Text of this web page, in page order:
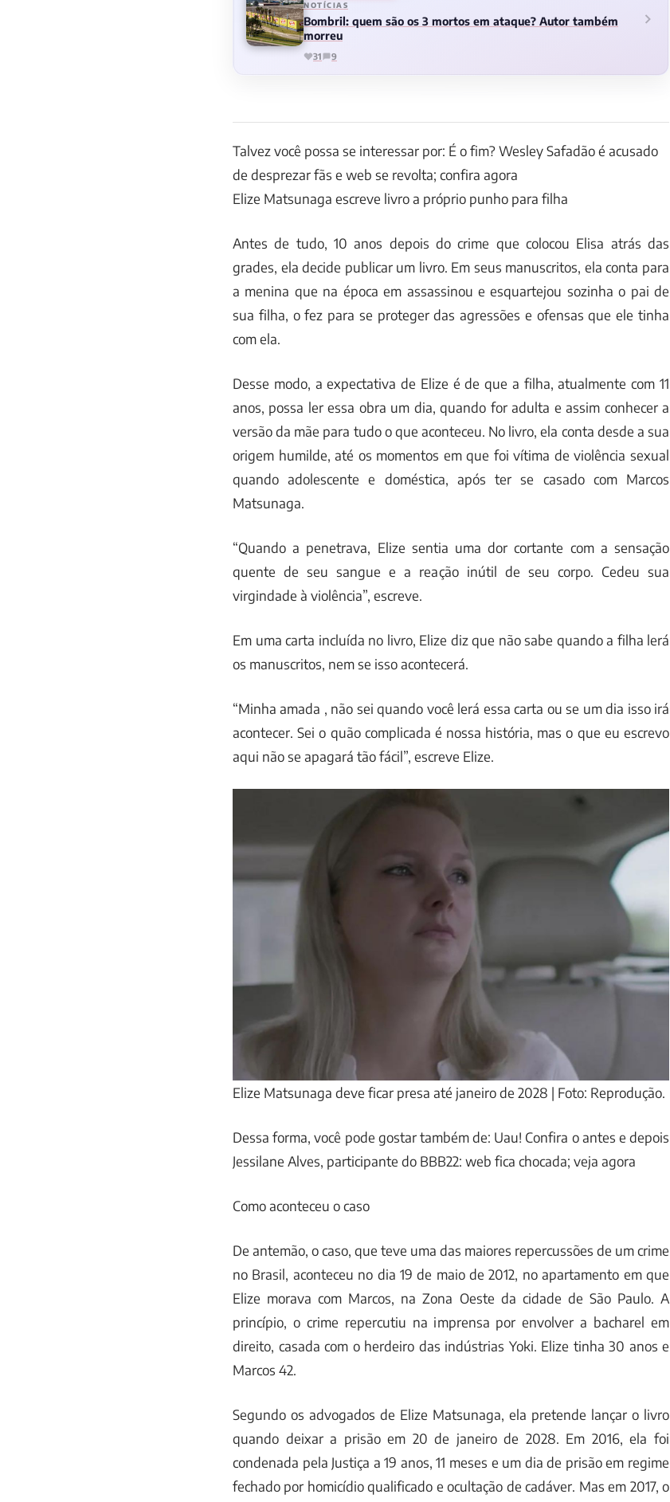
NOTÍCIAS
Bombril: quem são os 3 mortos em ataque? Autor também
morreu
31 9
Talvez você possa se interessar por: É o fim? Wesley Safadão é acusado
de desprezar fãs e web se revolta; confira agora
Elize Matsunaga escreve livro a próprio punho para filha
Antes de tudo, 10 anos depois do crime que colocou Elisa atrás das
grades, ela decide publicar um livro. Em seus manuscritos, ela conta para
a menina que na época em assassinou e esquartejou sozinha o pai de
sua filha, o fez para se proteger das agressões e ofensas que ele tinha
com ela.
Desse modo, a expectativa de Elize é de que a filha, atualmente com 11
anos, possa ler essa obra um dia, quando for adulta e assim conhecer a
versão da mãe para tudo o que aconteceu. No livro, ela conta desde a sua
origem humilde, até os momentos em que foi vítima de violência sexual
quando adolescente e doméstica, após ter se casado com Marcos
Matsunaga.
“Quando a penetrava, Elize sentia uma dor cortante com a sensação
quente de seu sangue e a reação inútil de seu corpo. Cedeu sua
virgindade à violência”, escreve.
Em uma carta incluída no livro, Elize diz que não sabe quando a filha lerá
os manuscritos, nem se isso acontecerá.
“Minha amada , não sei quando você lerá essa carta ou se um dia isso irá
acontecer. Sei o quão complicada é nossa história, mas o que eu escrevo
aqui não se apagará tão fácil”, escreve Elize.
Elize Matsunaga deve ficar presa até janeiro de 2028 | Foto: Reprodução.
Dessa forma, você pode gostar também de: Uau! Confira o antes e depois
Jessilane Alves, participante do BBB22: web fica chocada; veja agora
Como aconteceu o caso
De antemão, o caso, que teve uma das maiores repercussões de um crime
no Brasil, aconteceu no dia 19 de maio de 2012, no apartamento em que
Elize morava com Marcos, na Zona Oeste da cidade de São Paulo. A
princípio, o crime repercutiu na imprensa por envolver a bacharel em
direito, casada com o herdeiro das indústrias Yoki. Elize tinha 30 anos e
Marcos 42.
Segundo os advogados de Elize Matsunaga, ela pretende lançar o livro
quando deixar a prisão em 20 de janeiro de 2028. Em 2016, ela foi
condenada pela Justiça a 19 anos, 11 meses e um dia de prisão em regime
fechado por homicídio qualificado e ocultação de cadáver. Mas em 2017, o